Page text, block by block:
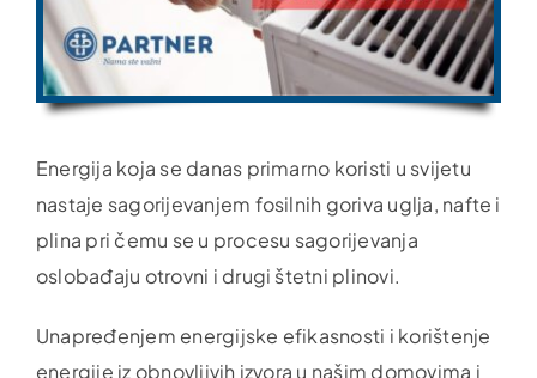
Energija koja se danas primarno koristi u svijetu
nastaje sagorijevanjem fosilnih goriva uglja, nafte i
plina pri čemu se u procesu sagorijevanja
oslobađaju otrovni i drugi štetni plinovi.
Unapređenjem energijske efikasnosti i korištenje
energije iz obnovljivih izvora u našim domovima i